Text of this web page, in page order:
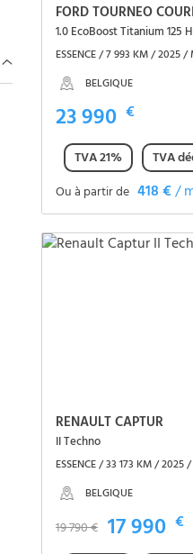
FORD TOURNEO
1.0 EcoBoost Titanium 125
ESSENCE / 7 993 KM / 2025 /
BELGIQUE
23 990 €
TVA 21%
TVA
Ou à partir de 418 €/
Voir le
RENAULT CAPTUR
II Techno
ESSENCE / 33 173 KM / 2025
BELGIQUE
19 790 € 17 990 €